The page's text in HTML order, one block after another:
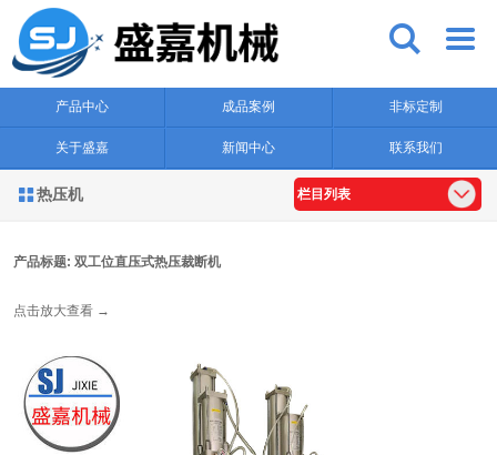
 
产品中心 成品案例 非标定制
关于盛嘉 新闻中心 联系我们
 热压机 栏目列表
产品标题: 双工位直压式热压裁断机
点击放大查看 →